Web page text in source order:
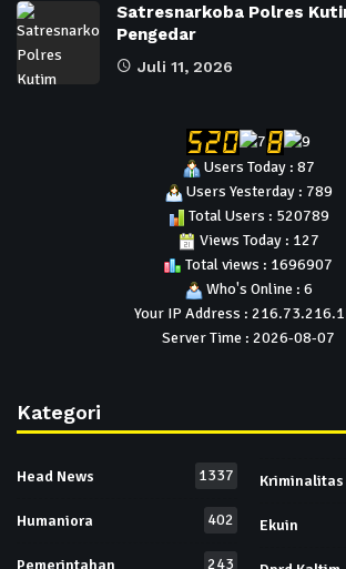
Satresnarkoba Polres
Pengedar
Juli 11, 2026
Users Today : 87
Users Yesterday : 789
Total Users : 520789
Views Today : 127
Total views : 1696907
Who's Online : 6
Your IP Address :
Server Time : 2026-08-07
Kategori
Head News 1337
Humaniora 402
Pemerintahan 243
Kriminalitas
Ekuin